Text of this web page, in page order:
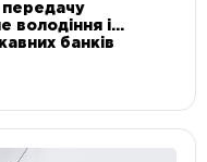
володіння і
банків